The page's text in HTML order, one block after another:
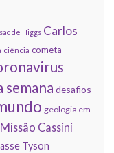
de Higgs Carlos
ciência cometa
semana desafios
geologia em
Missão Cassini
Tyson